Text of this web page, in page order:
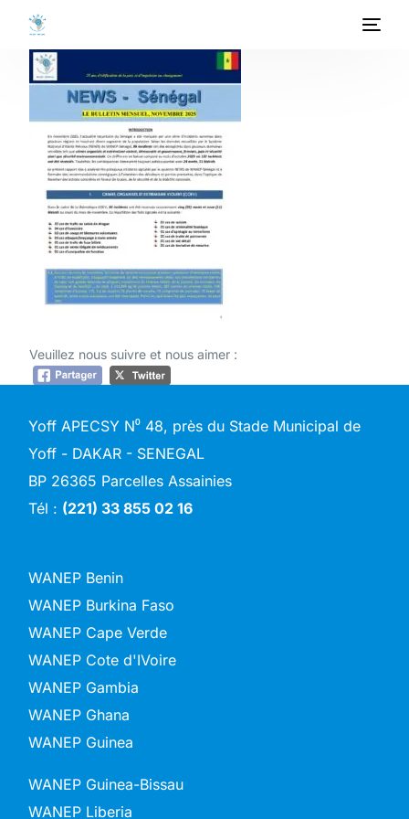
Veuillez nous suivre et nous aimer :
Yoff APECSY N⁰ 48, près du Stade Municipal de
Yoff - DAKAR - SENEGAL
BP 26365 Parcelles Assainies
Tél : (221) 33 855 02 16
WANEP Benin
WANEP Burkina Faso
WANEP Cape Verde
WANEP Cote d'IVoire
WANEP Gambia
WANEP Ghana
WANEP Guinea
WANEP Guinea-Bissau
WANEP Liberia
ACCUEIL
A PROPOS
PROGRAMMES
PROJETS
ACTIVITES
MEDIATHEQUE